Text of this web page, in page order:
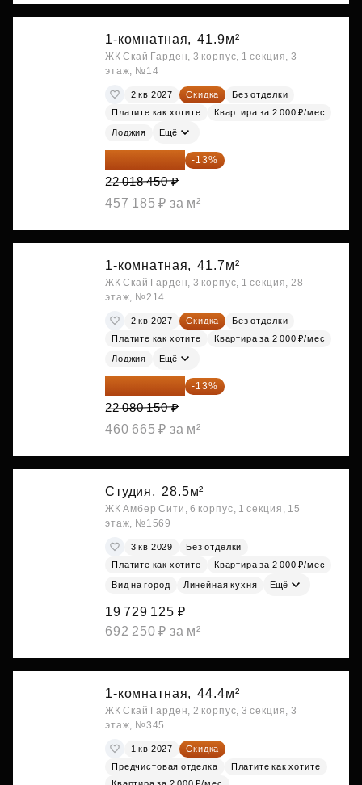
1-комнатная, 41.9м²
ЖК Скай Гарден, 3 корпус, 1 секция, 3
этаж, №14
2 кв 2027 Скидка
Без отделки
Платите как хотите
Квартира за 2 000 ₽/мес
Лоджия Ещё
19 156 052 ₽ -13%
22 018 450 ₽
457 185 ₽ за м²
1-комнатная, 41.7м²
ЖК Скай Гарден, 3 корпус, 1 секция, 28
этаж, №214
2 кв 2027 Скидка
Без отделки
Платите как хотите
Квартира за 2 000 ₽/мес
Лоджия Ещё
19 209 731 ₽ -13%
22 080 150 ₽
460 665 ₽ за м²
Студия, 28.5м²
ЖК Амбер Сити, 6 корпус, 1 секция, 15
этаж, №1569
3 кв 2029
Без отделки
Платите как хотите
Квартира за 2 000 ₽/мес
Вид на город Линейная кухня Ещё
19 729 125 ₽
692 250 ₽ за м²
1-комнатная, 44.4м²
ЖК Скай Гарден, 2 корпус, 3 секция, 3
этаж, №345
1 кв 2027
Скидка
Предчистовая отделка
Платите как хотите